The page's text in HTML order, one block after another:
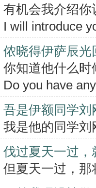
有机会我介绍你
I will introduce
侬晓得伊萨辰光
你知道他什么时
Do you have
吾是伊额同学刘
我是他的同学刘
伐过夏天一过
但夏天一过，